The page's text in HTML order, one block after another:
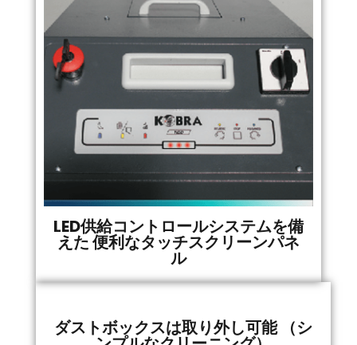
LED供給コントロールシステムを備
えた 便利なタッチスクリーンパネ
ル
ダストボックスは取り外し可能 （シ